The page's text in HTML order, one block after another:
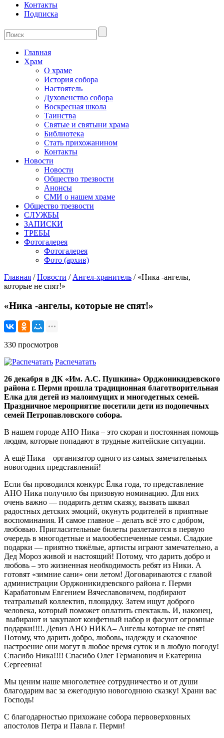
Контакты
Подписка
Главная
Храм
О храме
История собора
Настоятель
Духовенство собора
Воскресная школа
Таинства
Святые и святыни храма
Библиотека
Стать прихожанином
Контакты
Новости
Новости
Общество трезвости
Анонсы
СМИ о нашем храме
Общество трезвости
СЛУЖБЫ
ЗАПИСКИ
ТРЕБЫ
Фотогалерея
Фотогалерея
Фото (архив)
Главная /Новости / Ангел-хранитель / «Ника -ангелы,
которые не спят!»
«Ника -ангелы, которые не спят!»
330 просмотров
Распечатать
26 декабря в ДК «Им. А.С. Пушкина» Орджоникидзевского
района г. Перми прошла традиционная благотворительная
Елка для детей из малоимущих и многодетных семей.
Праздничное мероприятие посетили дети из подопечных
семей Петропавловского собора.
В нашем городе АНО Ника – это скорая и постоянная помощь
людям, которые попадают в трудные житейские ситуации.
А ещё Ника – организатор одного из самых замечательных
новогодних представлений!
Если бы проводился конкурс Ёлка года, то представление
АНО Ника получило бы призовую номинацию. Для них
очень важно — подарить детям сказку, вызвать шквал
радостных детских эмоций, окунуть родителей в приятные
воспоминания. И самое главное – делать всё это с добром,
любовью. Пригласительные билеты разлетаются в первую
очередь в многодетные и малообеспеченные семьи. Сладкие
подарки — приятно тяжёлые, артисты играют замечательно, а
Дед Мороз живой и настоящий! Потому, что дарить добро и
любовь – это жизненная необходимость ребят из Ники. А
готовят «зимние сани» они летом! Договариваются с главой
администрации Орджоникидзевского района г. Перми
Карабатовым Евгением Вячеславовичем, подбирают
театральный коллектив, площадку. Затем ищут доброго
человека, который поможет оплатить спектакль. И, наконец,
выбирают и закупают конфетный набор и фасуют огромные
подарки!!!!. Девиз АНО НИКА– Ангелы которые не спят!
Потому, что дарить добро, любовь, надежду и сказочное
настроение они могут в любое время суток и в любую погоду!
Спасибо Ника!!!! Спасибо Олег Германович и Екатерина
Сергеевна!
Мы ценим наше многолетнее сотрудничество и от души
благодарим вас за ежегодную новогоднюю сказку! Храни вас
Господь!
С благодарностью прихожане собора первоверховных
апостолов Петра и Павла г. Перми!